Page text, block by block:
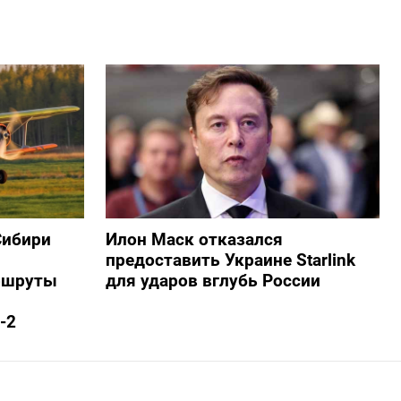
2
Илон Маск отказался
предоставить Украине Starlink
для ударов вглубь России